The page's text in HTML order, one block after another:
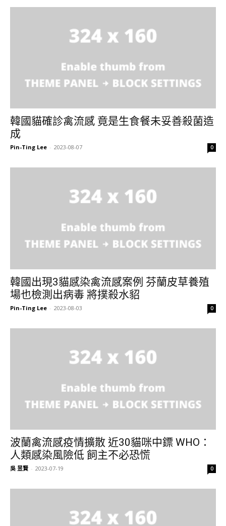
韓國貓確診禽流感 竟是生食餐未妥善殺菌造
成
Pin-Ting Lee - 2023-08-07 0
韓國出現3貓感染禽流感案例 芬蘭皮草養殖
場也檢測出病毒 將撲殺水貂
Pin-Ting Lee - 2023-08-03 0
波蘭禽流感疫情擴散 近30貓咪中鏢 WHO：
人類感染風險低 飼主不必恐慌
吳 昱賢 - 2023-07-19 0